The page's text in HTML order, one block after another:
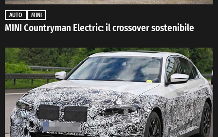
AUTO MINI
MINI Countryman Electric: il crossover sostenibile